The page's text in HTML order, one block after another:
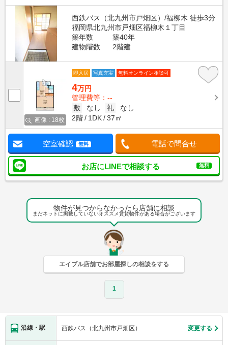
西鉄バス（北九州市戸畑区）/福柳木 徒歩3分
福岡県北九州市戸畑区福柳木１丁目
築年数
築40年
建物階数
2階建
画像 : 18枚
即入居 写真充実 無料オンライン相談可
4万円
管理費等：--
敷
なし 礼
なし
2階
1DK 37㎡
空室確認 無料 電話で問合せ
お店にLINEで相談する 無料
物件が見つからなかったら店舗に相談
まだネットに掲載していないオススメ賃貸物件がある場合がございます
エイブル店舗でお部屋探しの相談をする
1
沿線・駅 西鉄バス（北九州市戸畑区） 変更する